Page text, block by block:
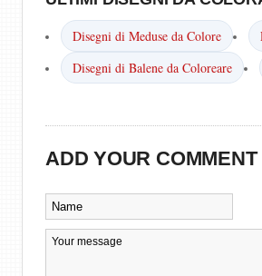
Disegni di Meduse da Colore
Disegni di Balene da Coloreare
ADD YOUR COMMENT